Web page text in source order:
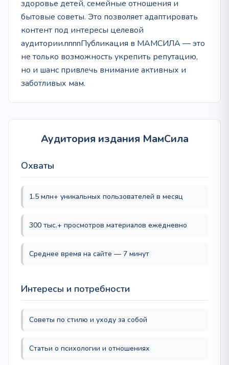
здоровье детей, семейные отношения и
бытовые советы. Это позволяет адаптировать
контент под интересы целевой
аудитории.nnnnПубликация в МАМСИЛА — это
не только возможность укрепить репутацию,
но и шанс привлечь внимание активных и
заботливых мам.
Аудитория издания МамСила
Охваты
1.5 млн+ уникальных пользователей в месяц
300 тыс.+ просмотров материалов ежедневно
Среднее время на сайте — 7 минут
Интересы и потребности
Советы по стилю и уходу за собой
Статьи о психологии и отношениях